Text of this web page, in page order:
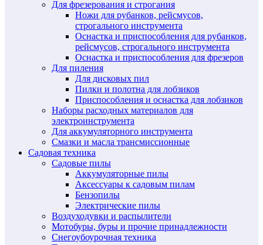
Для фрезерования и строгания
Ножи для рубанков, рейсмусов,
строгального инструмента
Оснастка и приспособления для рубанков,
рейсмусов, строгального инструмента
Оснастка и приспособления для фрезеров
Для пиления
Для дисковых пил
Пилки и полотна для лобзиков
Приспособления и оснастка для лобзиков
Наборы расходных материалов для
электроинструмента
Для аккумуляторного инструмента
Смазки и масла трансмиссионные
Садовая техника
Садовые пилы
Аккумуляторные пилы
Аксессуары к садовым пилам
Бензопилы
Электрические пилы
Воздуходувки и распылители
Мотобуры, буры и прочие принадлежности
Снегоубоурочная техника